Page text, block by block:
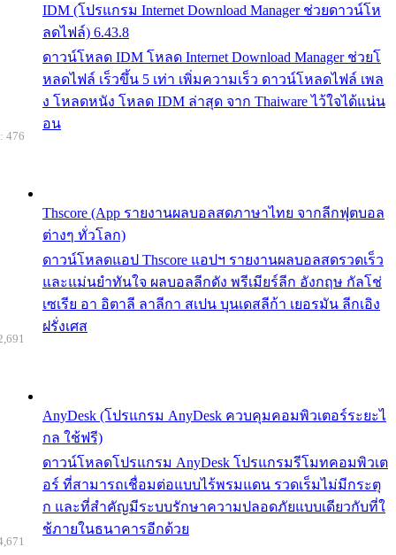
IDM (โปรแกรม Internet Download Manager ช่วยดาวน์โห
ลดไฟล์) 6.43.8
ดาวน์โหลด IDM โหลด Internet Download Manager ช่วยโ
หลดไฟล์ เร็วขึ้น 5 เท่า เพิ่มความเร็ว ดาวน์โหลดไฟล์ เพล
ง โหลดหนัง โหลด IDM ล่าสุด จาก Thaiware ไว้ใจได้แน่น
อน
Thscore (App รายงานผลบอลสดภาษาไทย จากลีกฟุตบอล
ต่างๆ ทั่วโลก)
ดาวน์โหลดแอป Thscore แอปฯ รายงานผลบอลสดรวดเร็ว
และแม่นยำทันใจ ผลบอลลีกดัง พรีเมียร์ลีก อังกฤษ กัลโช่
เซเรีย อา อิตาลี ลาลีกา สเปน บุนเดสลีก้า เยอรมัน ลีกเอิง
ฝรั่งเศส
476
AnyDesk (โปรแกรม AnyDesk ควบคุมคอมพิวเตอร์ระยะไ
กล ใช้ฟรี)
ดาวน์โหลดโปรแกรม AnyDesk โปรแกรมรีโมทคอมพิวเต
อร์ ที่สามารถเชื่อมต่อแบบไร้พรมแดน รวดเร็มไม่มีกระตุ
ก และที่สำคัญมีระบบรักษาความปลอดภัยแบบเดียวกับที่ใ
ช้ภายในธนาคารอีกด้วย